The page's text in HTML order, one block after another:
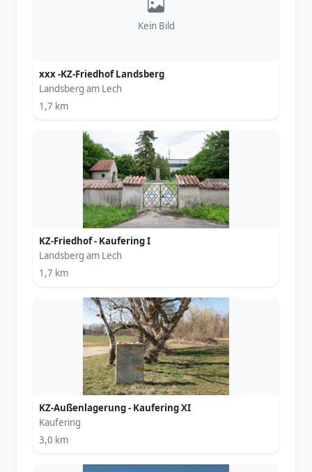
Kein Bild
xxx -KZ-Friedhof Landsberg
Landsberg am Lech
1,7 km
KZ-Friedhof - Kaufering I
Landsberg am Lech
1,7 km
KZ-Außenlagerung - Kaufering XI
Kaufering
3,0 km